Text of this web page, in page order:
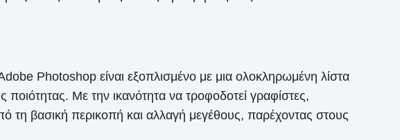
Photoshop είναι εξοπλισμένο με μια ολοκληρωμένη λίστα
Με την ικανότητα να τροφοδοτεί γραφίστες,
τη βασική περικοπή και αλλαγή μεγέθους, παρέχοντας στους